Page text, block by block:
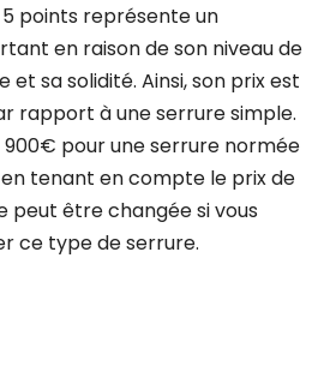
points représente un
en raison de son niveau de
et sa solidité. Ainsi, son prix est
rapport à une serrure simple.
pour une serrure normée
tenant en compte le prix de
peut être changée si vous
ce type de serrure.